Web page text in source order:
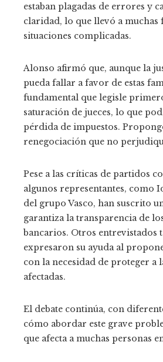
estaban plagadas de errores y
claridad, lo que llevó a muchas
situaciones complicadas.
Alonso afirmó que, aunque la
pueda fallar a favor de estas
fundamental que legisle
saturación de jueces, lo que
pérdida de impuestos.
renegociación que no
Pese a las críticas de partidos
algunos representantes, como
del grupo Vasco, han suscrito
garantiza la transparencia de
bancarios. Otros entrevistados
expresaron su ayuda al
con la necesidad de proteger a
afectadas.
El debate continúa, con
cómo abordar este grave
que afecta a muchas personas